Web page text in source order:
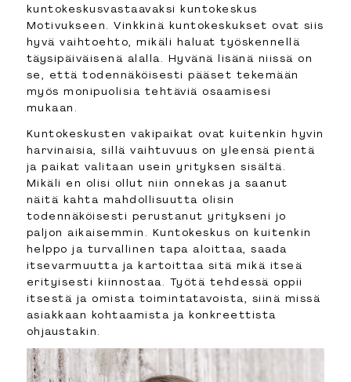
kuntokeskusvastaavaksi kuntokeskus
Motivukseen. Vinkkinä kuntokeskukset ovat siis
hyvä vaihtoehto, mikäli haluat työskennellä
täysipäiväisenä alalla. Hyvänä lisänä niissä on
se, että todennäköisesti pääset tekemään
myös monipuolisia tehtäviä osaamisesi
mukaan.
Kuntokeskusten vakipaikat ovat kuitenkin hyvin
harvinaisia, sillä vaihtuvuus on yleensä pientä
ja paikat valitaan usein yrityksen sisältä.
Mikäli en olisi ollut niin onnekas ja saanut
näitä kahta mahdollisuutta olisin
todennäköisesti perustanut yritykseni jo
paljon aikaisemmin. Kuntokeskus on kuitenkin
helppo ja turvallinen tapa aloittaa, saada
itsevarmuutta ja kartoittaa sitä mikä itseä
erityisesti kiinnostaa. Työtä tehdessä oppii
itsestä ja omista toimintatavoista, siinä missä
asiakkaan kohtaamista ja konkreettista
ohjaustakin.